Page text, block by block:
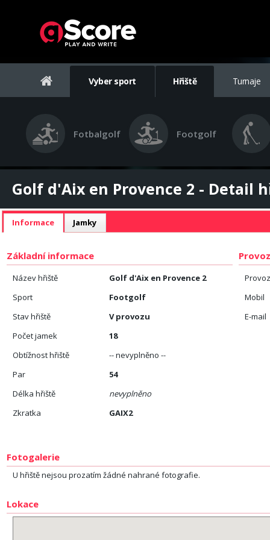
Vyber sport Hřiště Turnaje
Fotbalgolf Footgolf
Golf d'Aix en Provence 2 - Detail
Informace Jamky
Základní informace
Název hřiště
Golf d'Aix en Provence 2
Sport
Footgolf
Stav hřiště
V provozu
Počet jamek
18
Obtížnost hřiště
-- nevyplněno --
Par
54
Délka hřiště
nevyplněno
Zkratka
GAIX2
Mobil
E-mail
Fotogalerie
U hřiště nejsou prozatím žádné nahrané fotografie.
Lokace